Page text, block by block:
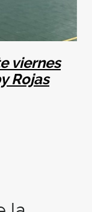
viernes
Rojas